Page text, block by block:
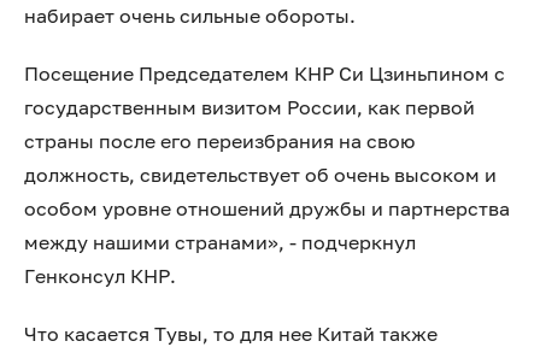
набирает очень сильные обороты.
Посещение Председателем КНР Си Цзиньпином с
государственным визитом России, как первой
страны после его переизбрания на свою
должность, свидетельствует об очень высоком и
особом уровне отношений дружбы и партнерства
между нашими странами», - подчеркнул
Генконсул КНР.
Что касается Тувы, то для нее Китай также